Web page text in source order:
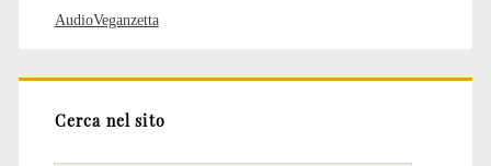
AudioVeganzetta
Cerca nel sito